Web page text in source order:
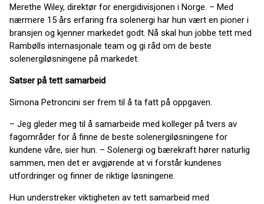
Merethe Wiley, direktør for energidivisjonen i Norge. – Med
nærmere 15 års erfaring fra solenergi har hun vært en pioner i
bransjen og kjenner markedet godt. Nå skal hun jobbe tett med
Rambølls internasjonale team og gi råd om de beste
solenergiløsningene på markedet.
Satser på tett samarbeid
Simona Petroncini ser frem til å ta fatt på oppgaven.
– Jeg gleder meg til å samarbeide med kolleger på tvers av
fagområder for å finne de beste solenergiløsningene for
kundene våre, sier hun. – Solenergi og bærekraft hører naturlig
sammen, men det er avgjørende at vi forstår kundenes
utfordringer og finner de riktige løsningene.
Hun understreker viktigheten av tett samarbeid med